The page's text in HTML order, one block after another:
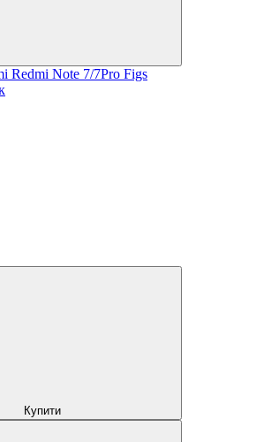
Redmi Note 7/7Pro Figs
Купити